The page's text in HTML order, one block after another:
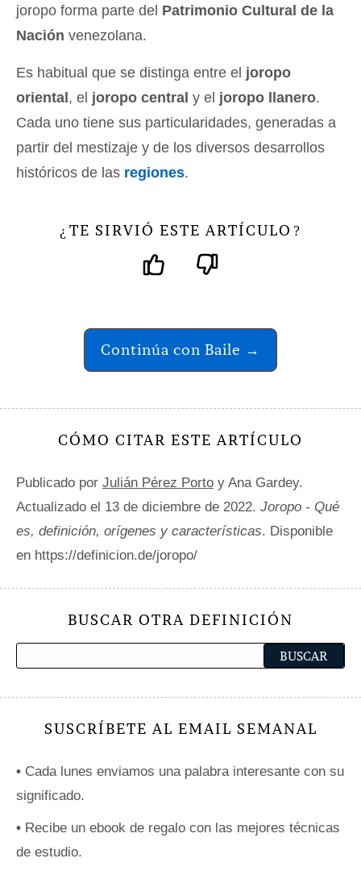
joropo forma parte del Patrimonio Cultural de la
Nación venezolana.
Es habitual que se distinga entre el joropo
oriental , el joropo central y el joropo llanero.
Cada uno tiene sus particularidades, generadas a
partir del mestizaje y de los diversos desarrollos
históricos de las regiones.
¿ TE SIRVIÓ ESTE ARTÍCULO ?
Continúa con Baile →
CÓMO CITAR ESTE ARTÍCULO
Publicado por Julián Pérez Porto y Ana Gardey.
Actualizado el 13 de diciembre de 2022. Joropo - Qué
es, definición, orígenes y características. Disponible
en https://definicion.de/joropo/
BUSCAR OTRA DEFINICIÓN
SUSCRÍBETE AL EMAIL SEMANAL
• Cada lunes enviamos una palabra interesante con su
significado.
• Recibe un ebook de regalo con las mejores técnicas
de estudio.